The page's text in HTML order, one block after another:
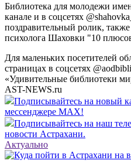
Библиотека для молодежи
канале и в соцсетях
поздравительный ролик,
психолога Шаховки "10
Для маленьких посетителей
страницах в соцсетях
«Удивительные библиотеки
AST-NEWS.ru
Подписывайтесь на новый
мессенджере MAX!
Подписывайтесь на наш
новости Астрахани.
Актуально